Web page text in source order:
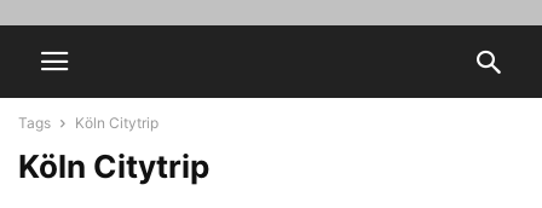
Tags Köln Citytrip
Köln Citytrip